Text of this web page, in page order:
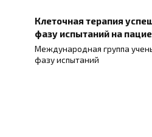
Клеточная терапия
фазу испытаний на
Международная группа
фазу испытаний